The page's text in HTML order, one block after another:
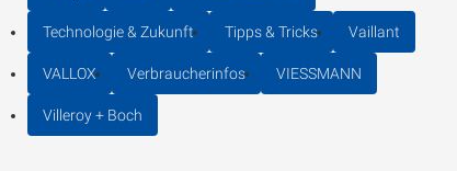
Technologie & Zukunft Tipps & Tricks Vaillant
VALLOX Verbraucherinfos VIESSMANN
Villeroy + Boch